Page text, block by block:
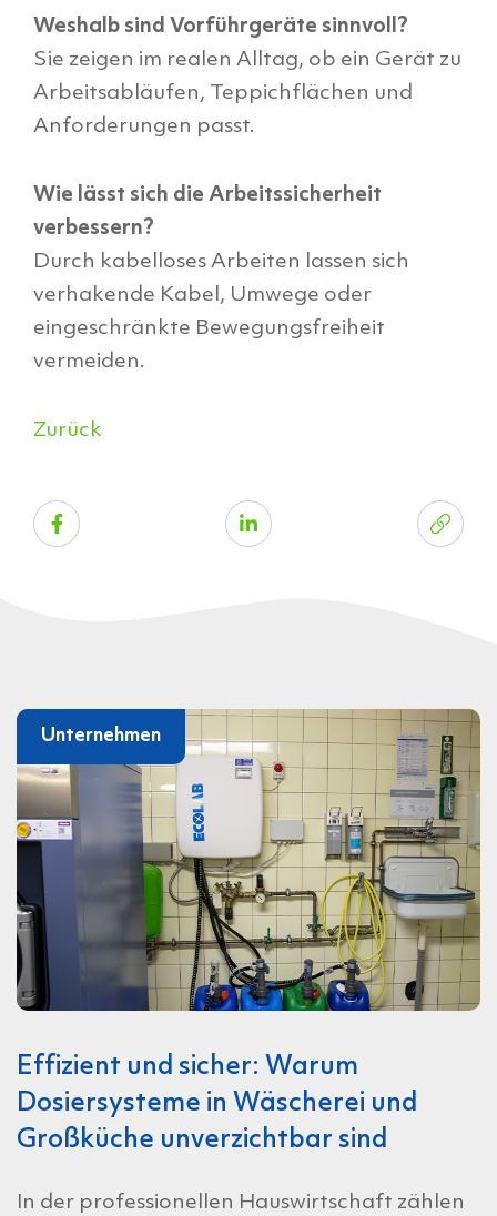
Weshalb sind Vorführgeräte sinnvoll?
Sie zeigen im realen Alltag, ob ein Gerät zu
Arbeitsabläufen, Teppichflächen und
Anforderungen passt.
Wie lässt sich die Arbeitssicherheit
verbessern?
Durch kabelloses Arbeiten lassen sich
verhakende Kabel, Umwege oder
eingeschränkte Bewegungsfreiheit
vermeiden.
Zurück
Unternehmen
Effizient und sicher: Warum
Dosiersysteme in Wäscherei und
Großküche unverzichtbar sind
In der professionellen Hauswirtschaft zählen